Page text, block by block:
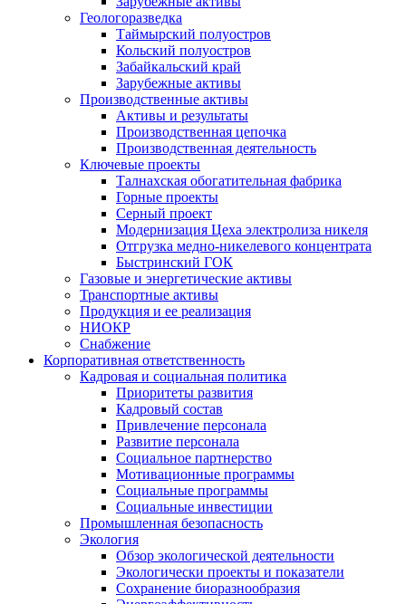
Геологоразведка
Таймырский полуостров
Кольский полуостров
Забайкальский край
Зарубежные активы
Производственные активы
Активы и результаты
Производственная цепочка
Производственная деятельность
Ключевые проекты
Талнахская обогатительная фабрика
Горные проекты
Серный проект
Модернизация Цеха электролиза никеля
Отгрузка медно-никелевого концентрата
Быстринский ГОК
Газовые и энергетические активы
Транспортные активы
Продукция и ее реализация
НИОКР
Снабжение
Корпоративная ответственность
Кадровая и социальная политика
Приоритеты развития
Кадровый состав
Привлечение персонала
Развитие персонала
Социальное партнерство
Мотивационные программы
Социальные программы
Социальные инвестиции
Промышленная безопасность
Экология
Обзор экологической деятельности
Экологически проекты и показатели
Сохранение биоразнообразия